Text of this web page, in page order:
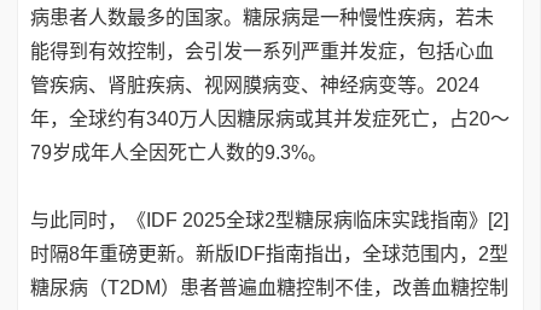
病患者人数最多的国家。糖尿病是一种慢性疾病，若未
能得到有效控制，会引发一系列严重并发症，包括心血
管疾病、肾脏疾病、视网膜病变、神经病变等。2024
年，全球约有340万人因糖尿病或其并发症死亡，占20～
79岁成年人全因死亡人数的9.3%。
与此同时，《IDF 2025全球2型糖尿病临床实践指南》[2]
时隔8年重磅更新。新版IDF指南指出，全球范围内，2型
糖尿病（T2DM）患者普遍血糖控制不佳，改善血糖控制